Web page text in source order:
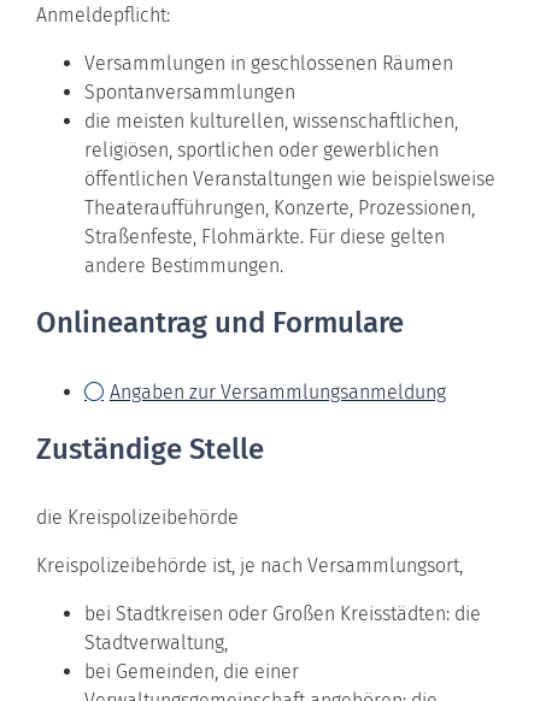
Anmeldepflicht:
Versammlungen in geschlossenen Räumen
Spontanversammlungen
die meisten kulturellen, wissenschaftlichen,
religiösen, sportlichen oder gewerblichen
öffentlichen Veranstaltungen wie beispielsweise
Theateraufführungen, Konzerte, Prozessionen,
Straßenfeste, Flohmärkte. Für diese gelten
andere Bestimmungen.
Onlineantrag und Formulare
Angaben zur Versammlungsanmeldung
Zuständige Stelle
die Kreispolizeibehörde
Kreispolizeibehörde ist, je nach Versammlungsort,
bei Stadtkreisen oder Großen Kreisstädten: die
Stadtverwaltung,
bei Gemeinden, die einer